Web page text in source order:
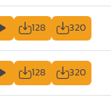
128 320
128 320